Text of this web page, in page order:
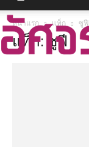
หน้าแรก แท็ก ซูฟี
แท็ก: ซูฟี